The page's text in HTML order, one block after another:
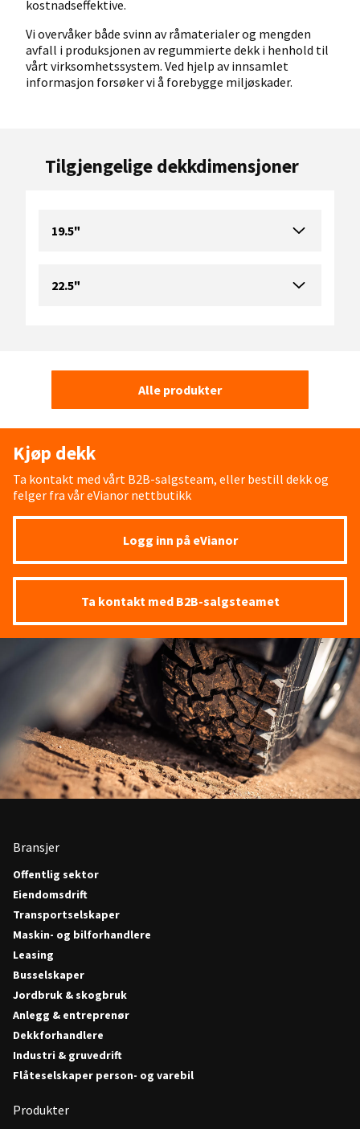
kostnadseffektive.
Vi overvåker både svinn av råmaterialer og mengden
avfall i produksjonen av regummierte dekk i henhold til
vårt virksomhetssystem. Ved hjelp av innsamlet
informasjon forsøker vi å forebygge miljøskader.
Tilgjengelige dekkdimensjoner
19.5"
22.5"
Alle produkter
Kjøp dekk
Ta kontakt med vårt B2B-salgsteam, eller bestill dekk og
felger fra vår eVianor nettbutikk
Logg inn på eVianor
Ta kontakt med B2B-salgsteamet
Bransjer
Offentlig sektor
Eiendomsdrift
Transportselskaper
Maskin- og bilforhandlere
Leasing
Busselskaper
Jordbruk & skogbruk
Anlegg & entreprenør
Dekkforhandlere
Industri & gruvedrift
Flåteselskaper person- og varebil
Produkter